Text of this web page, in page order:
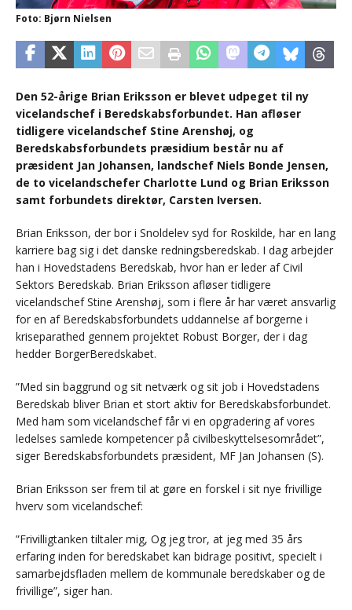
Foto: Bjørn Nielsen
Den 52-årige Brian Eriksson er blevet udpeget til ny
vicelandschef i Beredskabsforbundet. Han afløser
tidligere vicelandschef Stine Arenshøj, og
Beredskabsforbundets præsidium består nu af
præsident Jan Johansen, landschef Niels Bonde Jensen,
de to vicelandschefer Charlotte Lund og Brian Eriksson
samt forbundets direktør, Carsten Iversen.
Brian Eriksson, der bor i Snoldelev syd for Roskilde, har en lang
karriere bag sig i det danske redningsberedskab. I dag arbejder
han i Hovedstadens Beredskab, hvor han er leder af Civil
Sektors Beredskab. Brian Eriksson afløser tidligere
vicelandschef Stine Arenshøj, som i flere år har været ansvarlig
for en af Beredskabsforbundets uddannelse af borgerne i
kriseparathed gennem projektet Robust Borger, der i dag
hedder BorgerBeredskabet.
”Med sin baggrund og sit netværk og sit job i Hovedstadens
Beredskab bliver Brian et stort aktiv for Beredskabsforbundet.
Med ham som vicelandschef får vi en opgradering af vores
ledelses samlede kompetencer på civilbeskyttelsesområdet”,
siger Beredskabsforbundets præsident, MF Jan Johansen (S).
Brian Eriksson ser frem til at gøre en forskel i sit nye frivillige
hverv som vicelandschef:
”Frivilligtanken tiltaler mig, Og jeg tror, at jeg med 35 års
erfaring inden for beredskabet kan bidrage positivt, specielt i
samarbejdsfladen mellem de kommunale beredskaber og de
frivillige”, siger han.